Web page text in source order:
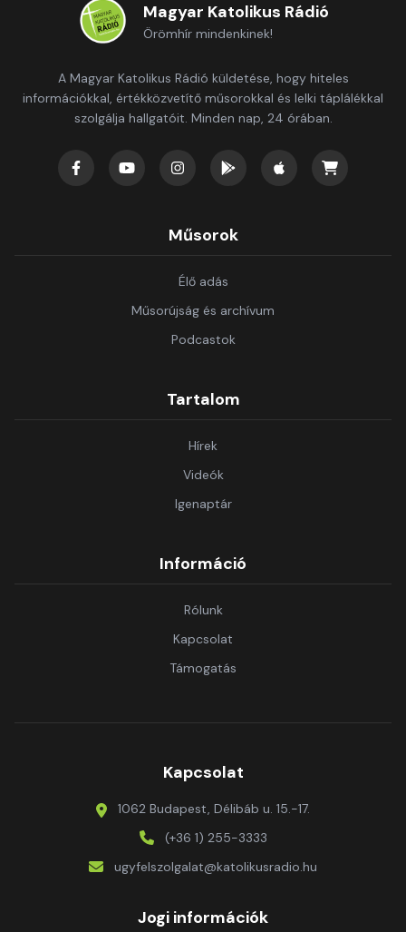
Magyar Katolikus Rádió
Örömhír mindenkinek!
A Magyar Katolikus Rádió küldetése, hogy hiteles
információkkal, értékközvetítő műsorokkal és lelki táplálékkal
szolgálja hallgatóit. Minden nap, 24 órában.
Műsorok
Élő adás
Műsorújság és archívum
Podcastok
Tartalom
Hírek
Videók
Igenaptár
Információ
Rólunk
Kapcsolat
Támogatás
Kapcsolat
1062 Budapest, Délibáb u. 15.-17.
(+36 1) 255-3333
ugyfelszolgalat@katolikusradio.hu
Jogi információk